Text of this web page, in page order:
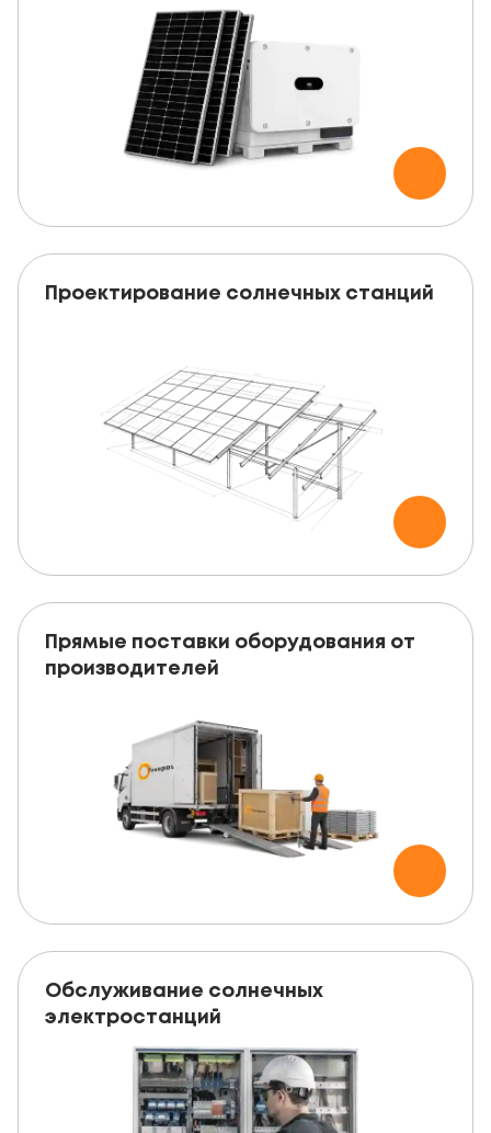
Проектирование солнечных станций
Прямые поставки оборудования от
производителей
Обслуживание солнечных
электростанций